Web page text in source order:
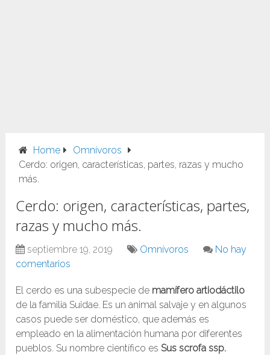
Home
Omnívoros
Cerdo: origen, características, partes, razas y mucho
más.
Cerdo: origen, características, partes,
razas y mucho más.
septiembre 19, 2019 Omnívoros
No hay
comentarios
El cerdo es una subespecie de mamífero artiodáctilo
de la familia Suidae. Es un animal salvaje y en algunos
casos puede ser doméstico, que además es
empleado en la alimentación humana por diferentes
pueblos. Su nombre científico esSus scrofa ssp.